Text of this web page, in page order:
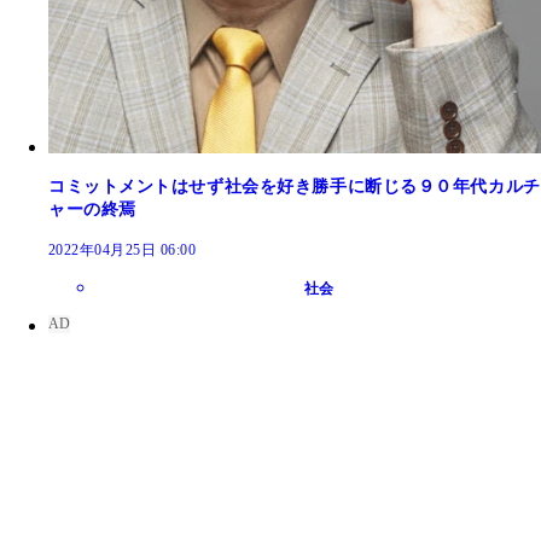
コミットメントはせず社会を好き勝手に断じる９０年代カルチ
ャーの終焉
2022年04月25日 06:00
社会